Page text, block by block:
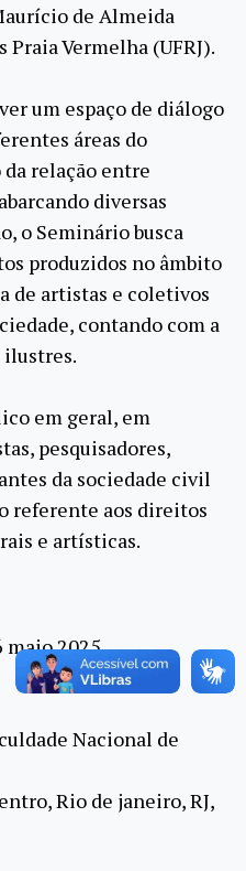
de Almeida
Praia Vermelha (UFRJ).
um espaço de diálogo
áreas do
relação entre
diversas
o Seminário busca
produzidos no âmbito
de artistas e coletivos
contando com a
ilustres.
em geral, em
pesquisadores,
da sociedade civil
referente aos direitos
e artísticas.
maio 2025
Nacional de
Rio de janeiro, RJ,